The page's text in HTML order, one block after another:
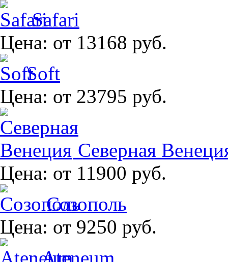
Safari
Цена: от 13168 руб.
Soft
Цена: от 23795 руб.
Северная
Цена: от 11900 руб.
Созополь
Цена: от 9250 руб.
Ateneum